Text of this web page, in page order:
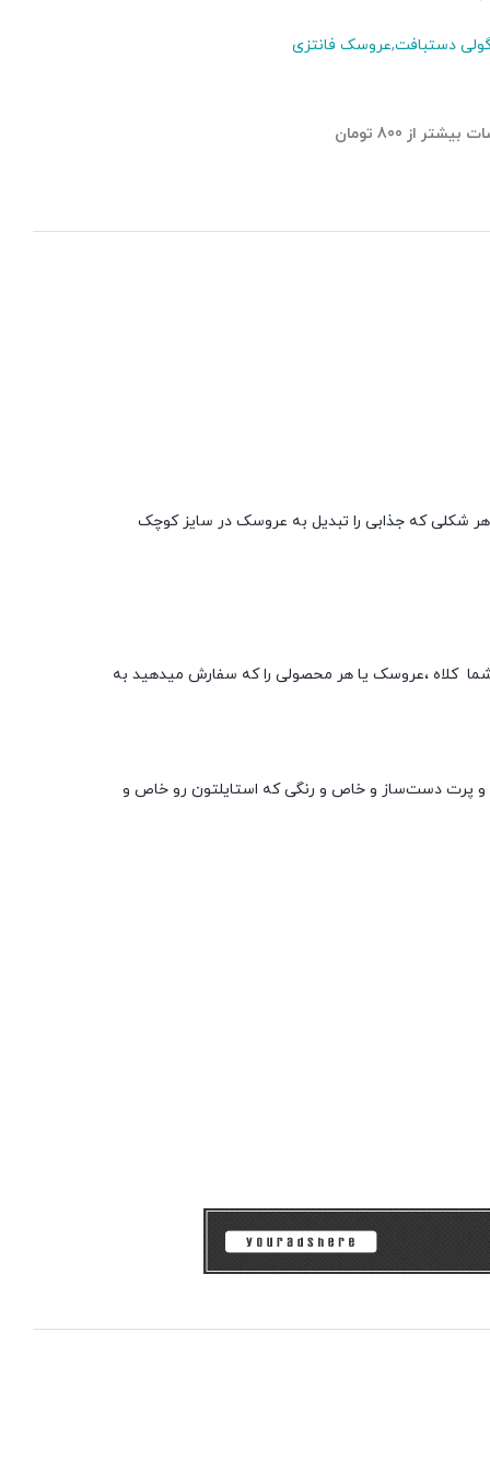
دستبافت,عروسک فانتزی
از 800 تومان
شکلی که جذابی را تبدیل به عروسک در سایز کوچک
کلاه ،عروسک یا هر محصولی را که سفارش میدهید به
و پرت دست‌ساز و خاص و رنگی که استایلتون رو خاص و